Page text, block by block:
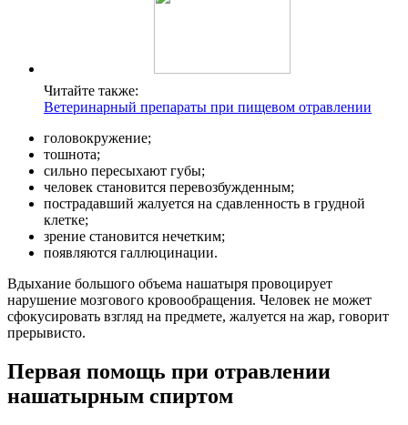
Читайте также:
Ветеринарный препараты при пищевом отравлении
головокружение;
тошнота;
сильно пересыхают губы;
человек становится перевозбужденным;
пострадавший жалуется на сдавленность в грудной
клетке;
зрение становится нечетким;
появляются галлюцинации.
Вдыхание большого объема нашатыря провоцирует
нарушение мозгового кровообращения. Человек не может
сфокусировать взгляд на предмете, жалуется на жар, говорит
прерывисто.
Первая помощь при отравлении
нашатырным спиртом